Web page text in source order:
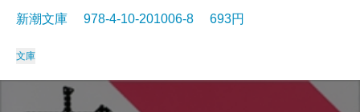
新潮文庫 978-4-10-201006-8 693円
文庫